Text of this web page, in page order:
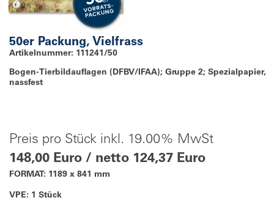
50er Packung, Vielfrass
Artikelnummer: 111241/50
Bogen-Tierbildauflagen (DFBV/IFAA); Gruppe 2; Spezialpapier,
nassfest
Preis pro Stück inkl. 19.00% MwSt
148,00 Euro / netto 124,37 Euro
FORMAT: 1189 x 841 mm
VPE: 1 Stück